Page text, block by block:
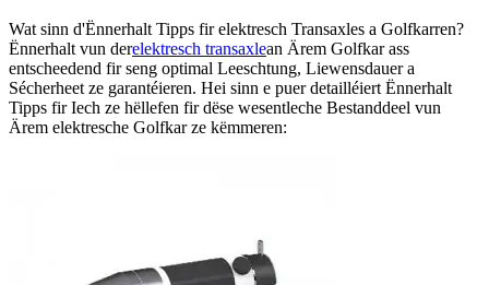
Wat sinn d'Ënnerhalt Tipps fir elektresch Transaxles a Golfkarren?
Ënnerhalt vun derelektresch transaxlean Ärem Golfkar ass
entscheedend fir seng optimal Leeschtung, Liewensdauer a
Sécherheet ze garantéieren. Hei sinn e puer detailléiert Ënnerhalt
Tipps fir Iech ze hëllefen fir dëse wesentleche Bestanddeel vun
Ärem elektresche Golfkar ze këmmeren: